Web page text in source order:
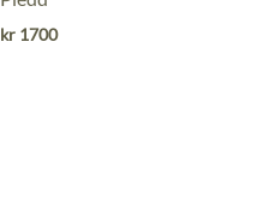
5
kr 1700